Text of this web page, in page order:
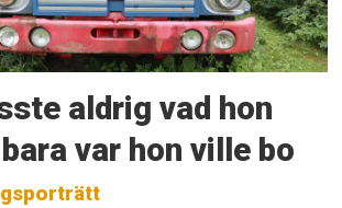
aldrig vad hon
var hon ville bo